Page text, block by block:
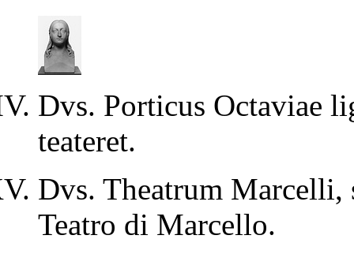
Dvs. Porticus Octaviae
teateret.
Dvs. Theatrum Marcelli,
Teatro di Marcello.